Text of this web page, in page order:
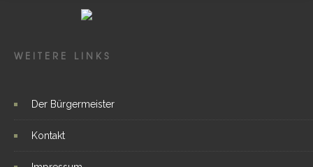
WEITERE LINKS
Der Bürgermeister
Kontakt